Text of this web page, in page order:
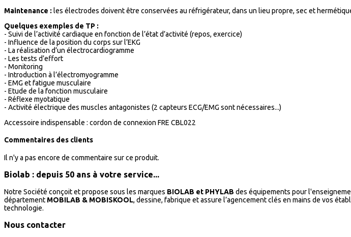
Maintenance : les électrodes doivent être conservées au réfrigérateur, dans un lieu propre, sec et
Quelques exemples de TP :
- Suivi de l’activité cardiaque en fonction de l’état d’activité (repos, exercice)
- Influence de la position du corps sur l’EKG
- La réalisation d’un électrocardiogramme
- Les tests d’effort
- Monitoring
- Introduction à l’électromyogramme
- EMG et fatigue musculaire
- Etude de la fonction musculaire
- Réflexe myotatique
- Activité électrique des muscles antagonistes (2 capteurs ECG/EMG sont nécessaires...)
Accessoire indispensable : cordon de connexion FRE CBL022
Commentaires des clients
Il n'y a pas encore de commentaire sur ce produit.
Biolab : depuis 50 ans à votre service...
Notre Société conçoit et propose sous les marques BIOLAB et PHYLAB des équipements pour
département MOBILAB & MOBISKOOL, dessine, fabrique et assure l’agencement clés en mains de vos
technologie.
Nous contacter